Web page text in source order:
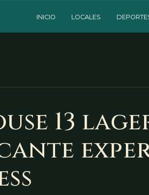
INICIO LOCALES
13